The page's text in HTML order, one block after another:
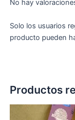
No hay
Solo los usuarios
producto pueden
Productos